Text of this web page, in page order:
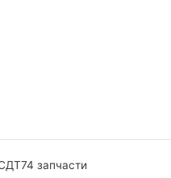
запчасти